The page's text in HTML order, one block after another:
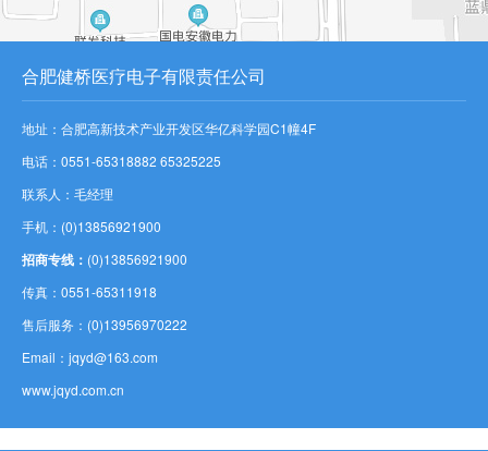
合肥健桥医疗电子有限责任公司
地址：合肥高新技术产业开发区华亿科学园C1幢4F
电话：0551-65318882 65325225
联系人：毛经理
手机：(0)13856921900
招商专线： (0)13856921900
传真：0551-65311918
售后服务：(0)13956970222
Email：jqyd@163.com
www.jqyd.com.cn